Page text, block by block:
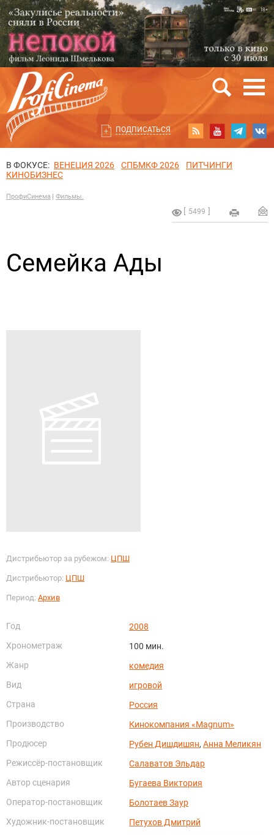
ПОДПИСАТЬСЯ
В ФОКУСЕ: ВЕНЕЦИЯ 2026 СПБМКФ 2026
ПИТЧИНГИ
КИНОБИЗНЕС
ПрофиСинема Фильмы.
5499
Семейка Ады
Дистрибьютор за рубежом: ЦПШ
Дистрибьютор: ЦПШ
Период: Архив
Год
2008
Хронометраж
100 мин.
Жанр
комедия
Вид
игровой
Страна
Россия
Производство
Кинокомпания «Magnum»
Продюсер
Рубен Дишдишян,Анна Меликян
Режиссёр-постановщик
Салаватов Эльдар
Автор сценария
Бугаева Виктория
Оператор-постановщик
Болотаев Заур
Художник-постановщик
Петухов Дмитрий